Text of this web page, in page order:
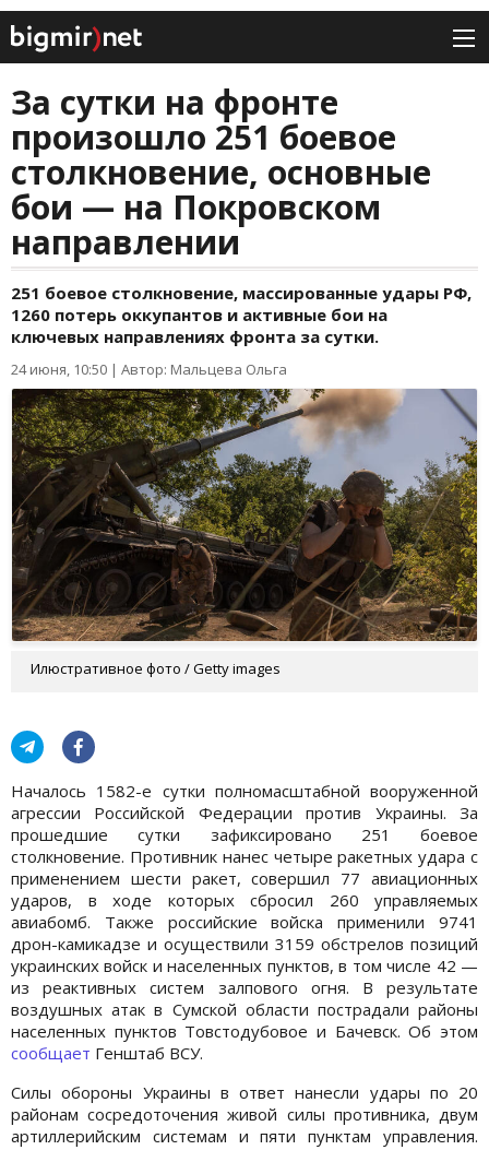
За сутки на фронте
произошло 251 боевое
столкновение, основные
бои — на Покровском
направлении
251 боевое столкновение, массированные удары РФ,
1260 потерь оккупантов и активные бои на
ключевых направлениях фронта за сутки.
24 июня, 10:50 | Автор: Мальцева Ольга
Илюстративное фото / Getty images
Началось 1582-е сутки полномасштабной вооруженной
агрессии Российской Федерации против Украины. За
прошедшие сутки зафиксировано 251 боевое
столкновение. Противник нанес четыре ракетных удара с
применением шести ракет, совершил 77 авиационных
ударов, в ходе которых сбросил 260 управляемых
авиабомб. Также российские войска применили 9741
дрон-камикадзе и осуществили 3159 обстрелов позиций
украинских войск и населенных пунктов, в том числе 42 —
из реактивных систем залпового огня. В результате
воздушных атак в Сумской области пострадали районы
населенных пунктов Товстодубовое и Бачевск. Об этом
сообщает Генштаб ВСУ.
Силы обороны Украины в ответ нанесли удары по 20
районам сосредоточения живой силы противника, двум
артиллерийским системам и пяти пунктам управления.